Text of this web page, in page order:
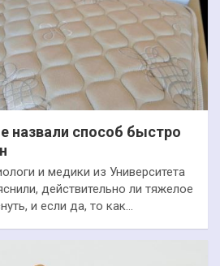
назвали способ быстро
и медики из Университета
действительно ли тяжелое
и если да, то как…